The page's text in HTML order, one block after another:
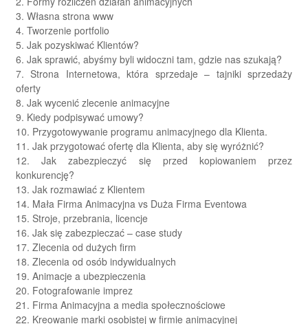
3. Własna strona www
4. Tworzenie portfolio
5. Jak pozyskiwać Klientów?
6. Jak sprawić, abyśmy byli widoczni tam, gdzie nas szukają?
7. Strona Internetowa, która sprzedaje – tajniki sprzedaży
oferty
8. Jak wycenić zlecenie animacyjne
9. Kiedy podpisywać umowy?
10. Przygotowywanie programu animacyjnego dla Klienta.
11. Jak przygotować ofertę dla Klienta, aby się wyróżnić?
12. Jak zabezpieczyć się przed kopiowaniem przez
konkurencję?
13. Jak rozmawiać z Klientem
14. Mała Firma Animacyjna vs Duża Firma Eventowa
15. Stroje, przebrania, licencje
16. Jak się zabezpieczać – case study
17. Zlecenia od dużych firm
18. Zlecenia od osób indywidualnych
19. Animacje a ubezpieczenia
20. Fotografowanie imprez
21. Firma Animacyjna a media społecznościowe
22. Kreowanie marki osobistej w firmie animacyjnej